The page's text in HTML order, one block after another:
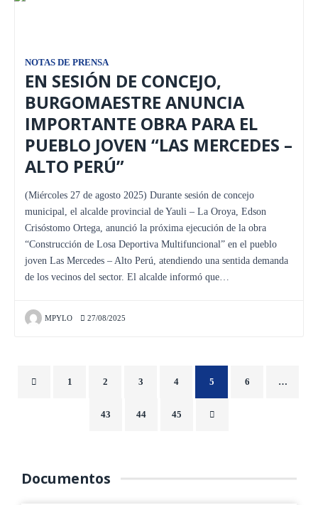
NOTAS DE PRENSA
EN SESIÓN DE CONCEJO,
BURGOMAESTRE ANUNCIA
IMPORTANTE OBRA PARA EL
PUEBLO JOVEN “LAS MERCEDES –
ALTO PERÚ”
(Miércoles 27 de agosto 2025) Durante sesión de concejo
municipal, el alcalde provincial de Yauli – La Oroya, Edson
Crisóstomo Ortega, anunció la próxima ejecución de la obra
“Construcción de Losa Deportiva Multifuncional” en el pueblo
joven Las Mercedes – Alto Perú, atendiendo una sentida demanda
de los vecinos del sector. El alcalde informó que…
MPYLO 27/08/2025
1 2 3 4 5 6 …
43 44 45
Documentos